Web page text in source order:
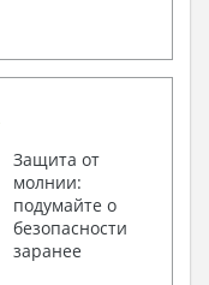
Защита от
молнии:
подумайте о
безопасности
заранее